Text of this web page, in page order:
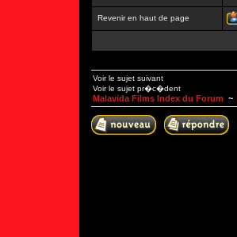
Revenir en haut de page
Voir le sujet suivant
Voir le sujet pr�c�dent
Malavida Films Index du Forum ~